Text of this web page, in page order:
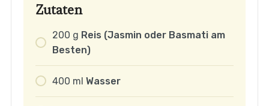
Zutaten
200 g Reis (Jasmin oder Basmati am
Besten)
400 ml Wasser